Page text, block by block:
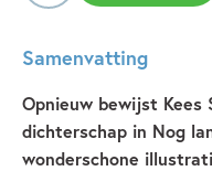
Samenvatting
Opnieuw bewijst
dichterschap in Nog
wonderschone